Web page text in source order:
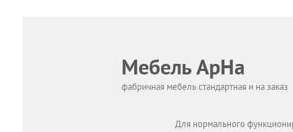
Мебель АрНа
фабричная мебель стандартная и на заказ
Для нормального